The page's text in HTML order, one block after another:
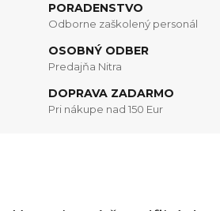
PORADENSTVO
Odborne zaškolený personál
OSOBNÝ ODBER
Predajňa Nitra
DOPRAVA ZADARMO
Pri nákupe nad 150 Eur